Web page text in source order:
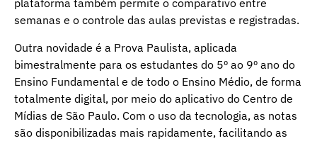
plataforma também permite o comparativo entre
semanas e o controle das aulas previstas e registradas.
Outra novidade é a Prova Paulista, aplicada
bimestralmente para os estudantes do 5º ao 9º ano do
Ensino Fundamental e de todo o Ensino Médio, de forma
totalmente digital, por meio do aplicativo do Centro de
Mídias de São Paulo. Com o uso da tecnologia, as notas
são disponibilizadas mais rapidamente, facilitando as